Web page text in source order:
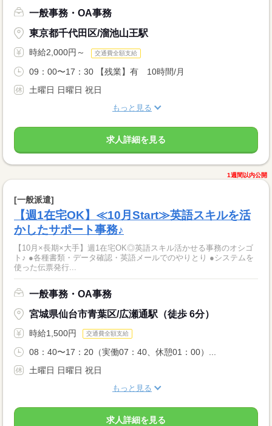
一般事務・OA事務
東京都千代田区/溜池山王駅
時給2,000円～ 交通費全額支給
09：00〜17：30 【残業】有 10時間/月
土曜日 日曜日 祝日
もっと見る
求人詳細を見る
1週間以内公開
[一般派遣]
【週1在宅OK】≪10月Start≫英語スキルを活
かしたサポート事務♪
【10月×長期×大手】週1在宅OK◎英語スキル活かせる事務のオシゴ
ト♪ ●各種書類・データ確認・英語メールでのやりとり ●システムを
使った伝票発行...
一般事務・OA事務
宮城県仙台市青葉区/広瀬通駅（徒歩 6分）
時給1,500円 交通費全額支給
08：40〜17：20（実働07：40、休憩01：00）...
土曜日 日曜日 祝日
もっと見る
求人詳細を見る